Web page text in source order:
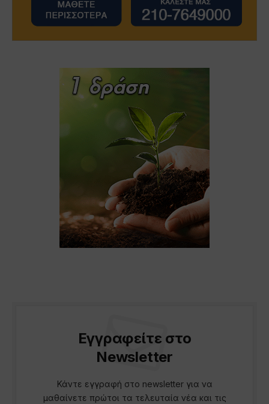
Εγγραφείτε στο
Newsletter
Κάντε εγγραφή στο newsletter για να
μαθαίνετε πρώτοι τα τελευταία νέα και τις